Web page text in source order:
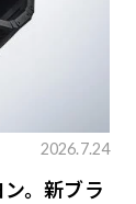
2026.7.24
。新ブラ